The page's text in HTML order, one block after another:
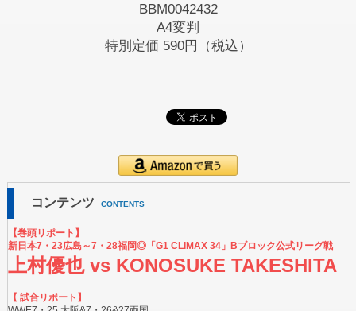
BBM0042432
A4変判
特別定価 590円（税込）
コンテンツ CONTENTS
【巻頭リポート】
新日本7・23広島～7・28福岡◎「G1 CLIMAX 34」Bブロック公式リーグ戦
上村優也 vs KONOSUKE TAKESHITA
【 試合リポート】